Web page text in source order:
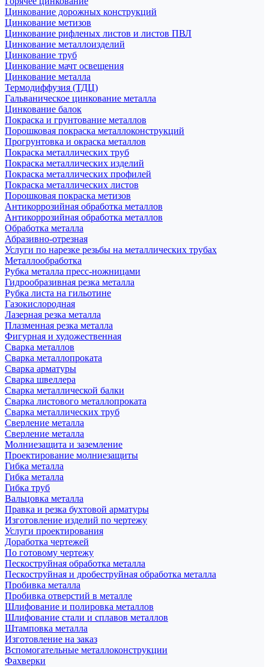
Цинкование дорожных конструкций
Цинкование метизов
Цинкование рифленых листов и листов ПВЛ
Цинкование металлоизделий
Цинкование труб
Цинкование мачт освещения
Цинкование металла
Термодиффузия (ТДЦ)
Гальваническое цинкование металла
Цинкование балок
Покраска и грунтование металлов
Порошковая покраска металлоконструкций
Прогрунтовка и окраска металлов
Покраска металлических труб
Покраска металлических изделий
Покраска металлических профилей
Покраска металлических листов
Порошковая покраска метизов
Антикоррозийная обработка металлов
Антикоррозийная обработка металлов
Обработка металла
Абразивно-отрезная
Услуги по нарезке резьбы на металлических трубах
Металлообработка
Рубка металла пресс-ножницами
Гидрообразивная резка металла
Рубка листа на гильотине
Газокислородная
Лазерная резка металла
Плазменная резка металла
Фигурная и художественная
Сварка металлов
Сварка металлопроката
Сварка арматуры
Сварка швеллера
Сварка металлической балки
Сварка листового металлопроката
Сварка металлических труб
Сверление металла
Сверление металла
Молниезащита и заземление
Проектирование молниезащиты
Гибка металла
Гибка металла
Гибка труб
Вальцовка металла
Правка и резка бухтовой арматуры
Изготовление изделий по чертежу
Услуги проектирования
Доработка чертежей
По готовому чертежу
Пескоструйная обработка металла
Пескоструйная и дробеструйная обработка металла
Пробивка металла
Пробивка отверстий в металле
Шлифование и полировка металлов
Шлифование стали и сплавов металлов
Штамповка металла
Изготовление на заказ
Вспомогательные металлоконструкции
Фахверки